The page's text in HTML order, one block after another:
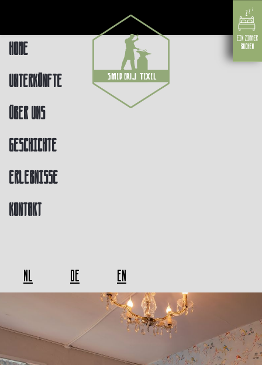
Home
Unterkünfte
Über uns
Geschichte
Erlebnisse
Kontakt
NL DE EN